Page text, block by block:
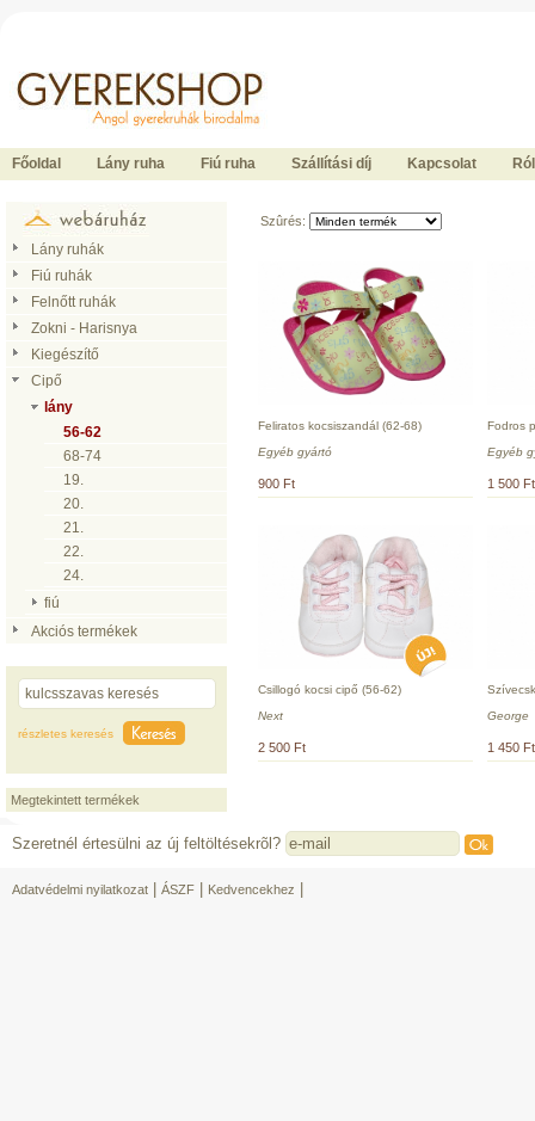
Főoldal Lány ruha Fiú ruha Szállítási díj Kapcsolat
Lány ruhák
Fiú ruhák
Felnőtt ruhák
Zokni - Harisnya
Kiegészítő
Cipő
lány
56-62
68-74
19.
20.
21.
22.
24.
fiú
Akciós termékek
részletes keresés
Megtekintett termékek
Szûrés:
Feliratos kocsiszandál (62-68)
Egyéb gyártó
900 Ft
Fodros
Egyéb
1 500 Ft
Csillogó kocsi cipő (56-62)
Next
2 500 Ft
George
1 450 Ft
Szeretnél értesülni az új feltöltésekrõl?
Adatvédelmi nyilatkozat ÁSZF Kedvencekhez